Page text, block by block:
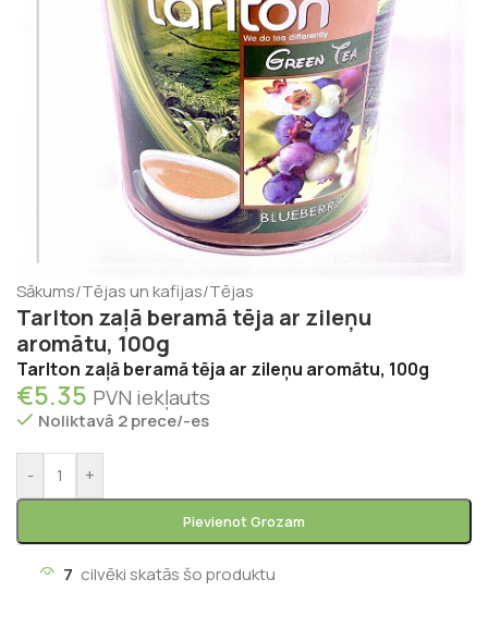
Sākums/Tējas un kafijas/Tējas
Tarlton zaļā beramā tēja ar zileņu
aromātu, 100g
Tarlton zaļā beramā tēja ar zileņu aromātu, 100g
€5.35 PVN iekļauts
Noliktavā 2 prece/-es
- +
Pievienot Grozam
7 cilvēki skatās šo produktu